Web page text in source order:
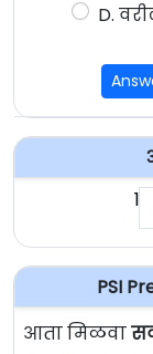
D.
1
PSI
आता मिळवा